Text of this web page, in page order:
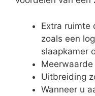
Extra ruimte
zoals een
slaapkamer
Uitbreiding
Wanneer u